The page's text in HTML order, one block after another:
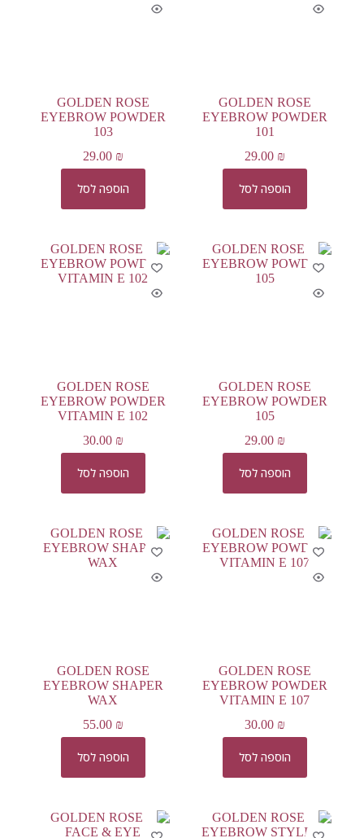
GOLDEN ROSE
EYEBROW POWDER
101
29.00 ₪
הוספה לסל
GOLDEN ROSE
EYEBROW POWDER
103
29.00 ₪
הוספה לסל
GOLDEN ROSE
EYEBROW POWDER
105
29.00 ₪
הוספה לסל
GOLDEN ROSE
EYEBROW POWDER
VITAMIN E 102
30.00 ₪
הוספה לסל
GOLDEN ROSE
EYEBROW POWDER
VITAMIN E 107
30.00 ₪
הוספה לסל
GOLDEN ROSE
EYEBROW SHAPER
WAX
55.00 ₪
הוספה לסל